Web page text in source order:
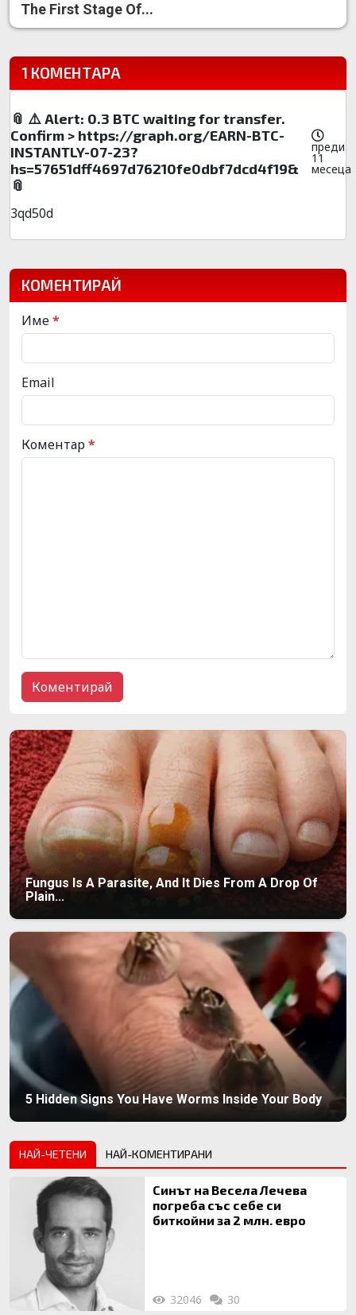
The First Stage Of...
1 КОМЕНТАРА
📎 ⚠️ Alert: 0.3 BTC waiting for transfer.
Confirm > https://graph.org/EARN-BTC-
INSTANTLY-07-23?
hs=57651dff4697d76210fe0dbf7dcd4f19&
📎
преди
11
месеца
3qd50d
КОМЕНТИРАЙ
Име*
Email
Коментар*
Fungus Is A Parasite, And It Dies From A Drop Of
Plain...
5 Hidden Signs You Have Worms Inside Your Body
НАЙ-ЧЕТЕНИ НАЙ-КОМЕНТИРАНИ
Синът на Весела Лечева
погреба със себе си
биткойни за 2 млн. евро
32046 30